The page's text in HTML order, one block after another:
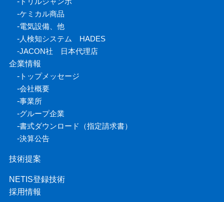
-ケミカル商品
-電気設備、他
-人検知システム HADES
-JACON社 日本代理店
企業情報
-トップメッセージ
-会社概要
-事業所
-グループ企業
-書式ダウンロード（指定請求書）
-決算公告
技術提案
NETIS登録技術
採用情報